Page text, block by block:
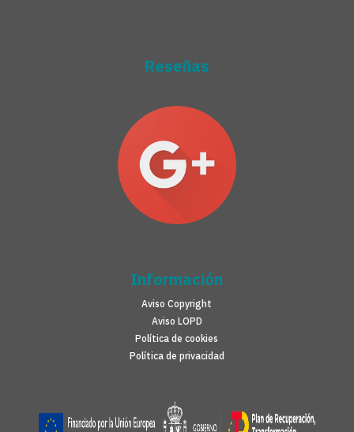
Reseñas
Información
Aviso Copyright
Aviso LOPD
Política de cookies
Política de privacidad